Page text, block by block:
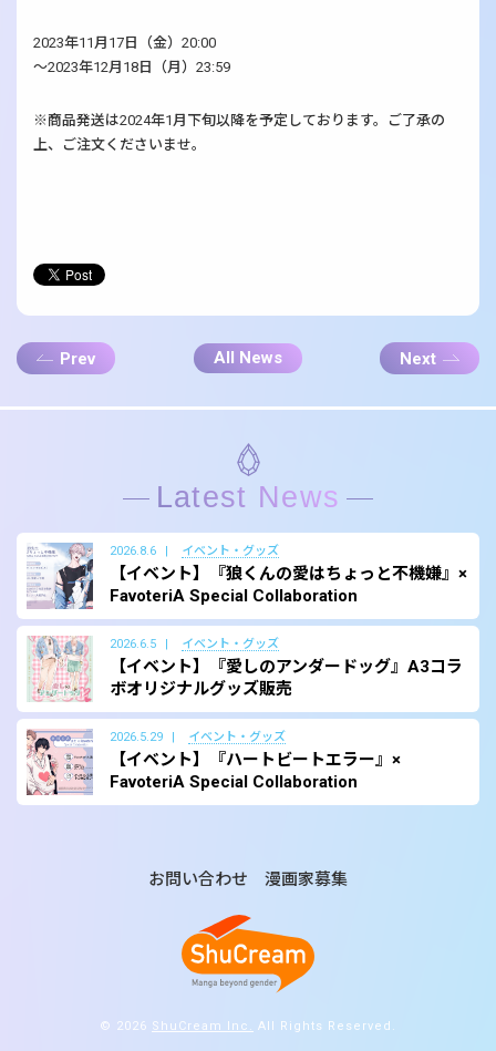
2023年11月17日（金）20:00
〜2023年12月18日（月）23:59
※商品発送は2024年1月下旬以降を予定しております。ご了承の
上、ご注文くださいませ。
All News
Prev Next
Latest News
2026.8.6 イベント・グッズ
【イベント】『狼くんの愛はちょっと不機嫌』×
FavoteriA Special Collaboration
2026.6.5 イベント・グッズ
【イベント】『愛しのアンダードッグ』A3コラ
ボオリジナルグッズ販売
2026.5.29 イベント・グッズ
【イベント】『ハートビートエラー』×
FavoteriA Special Collaboration
お問い合わせ 漫画家募集
© 2026 ShuCream Inc. All Rights Reserved.